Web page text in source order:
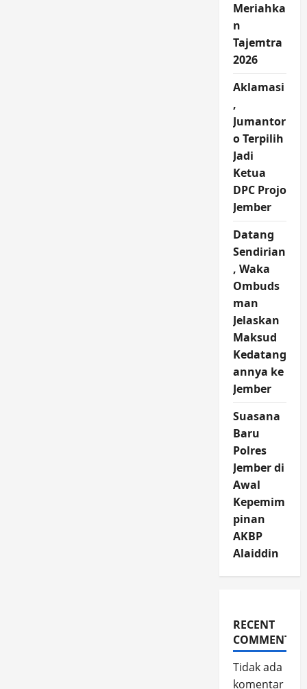
Meriahka
n
Tajemtra
2026
Aklamasi
,
Jumantor
o Terpilih
Jadi
Ketua
DPC Projo
Jember
Datang
Sendirian
, Waka
Ombuds
man
Jelaskan
Maksud
Kedatang
annya ke
Jember
Suasana
Baru
Polres
Jember di
Awal
Kepemim
pinan
AKBP
Alaiddin
RECENT
COMMENTS
Tidak ada
komentar